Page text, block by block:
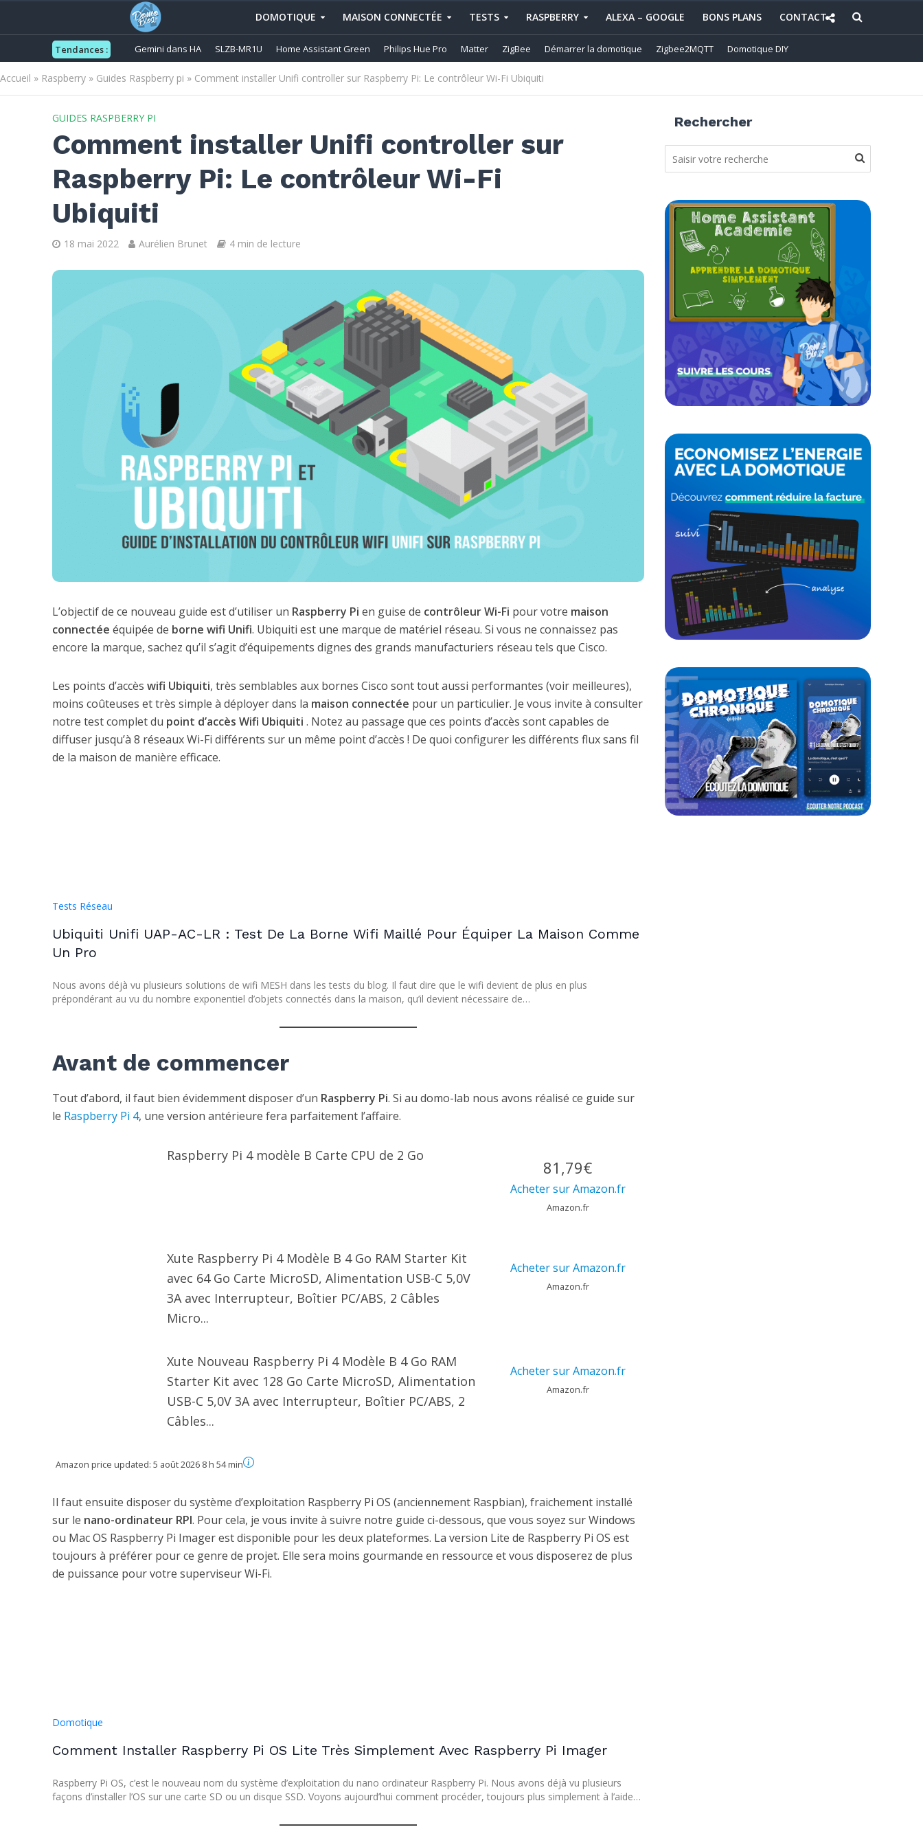
DOMOTIQUE MAISON CONNECTÉE TESTS RASPBERRY ALEXA – GOOGLE BONS PLANS CONTACT
Tendances : Gemini dans HA SLZB-MR1U Home Assistant Green Philips Hue Pro Matter ZigBee Démarrer la domotique Zigbee2MQTT Domotique DIY
Accueil » Raspberry » Guides Raspberry pi » Comment installer Unifi controller sur Raspberry Pi: Le contrôleur Wi-Fi Ubiquiti
GUIDES RASPBERRY PI
Comment installer Unifi controller sur
Raspberry Pi: Le contrôleur Wi-Fi
Ubiquiti
18 mai 2022 Aurélien Brunet 4 min de lecture
L’objectif de ce nouveau guide est d’utiliser un Raspberry Pi en guise de contrôleur Wi-Fi pour votre maison
connectée équipée de borne wifi Unifi. Ubiquiti est une marque de matériel réseau. Si vous ne connaissez pas
encore la marque, sachez qu’il s’agit d’équipements dignes des grands manufacturiers réseau tels que Cisco.
Les points d’accès wifi Ubiquiti, très semblables aux bornes Cisco sont tout aussi performantes (voir meilleures),
moins coûteuses et très simple à déployer dans la maison connectée pour un particulier. Je vous invite à consulter
notre test complet du point d’accès Wifi Ubiquiti . Notez au passage que ces points d’accès sont capables de
diffuser jusqu’à 8 réseaux Wi-Fi différents sur un même point d’accès ! De quoi configurer les différents flux sans fil
de la maison de manière efficace.
Tests Réseau
Ubiquiti Unifi UAP-AC-LR : Test De La Borne Wifi Maillé Pour Équiper La Maison Comme
Un Pro
Nous avons déjà vu plusieurs solutions de wifi MESH dans les tests du blog. Il faut dire que le wifi devient de plus en plus
prépondérant au vu du nombre exponentiel d’objets connectés dans la maison, qu’il devient nécessaire de…
Avant de commencer
Tout d’abord, il faut bien évidemment disposer d’un Raspberry Pi. Si au domo-lab nous avons réalisé ce guide sur
le Raspberry Pi 4, une version antérieure fera parfaitement l’affaire.
Raspberry Pi 4 modèle B Carte CPU de 2 Go
81,79€
Acheter sur Amazon.fr
Amazon.fr
Xute Raspberry Pi 4 Modèle B 4 Go RAM Starter Kit
avec 64 Go Carte MicroSD, Alimentation USB-C 5,0V
3A avec Interrupteur, Boîtier PC/ABS, 2 Câbles
Micro...
Acheter sur Amazon.fr
Amazon.fr
Xute Nouveau Raspberry Pi 4 Modèle B 4 Go RAM
Starter Kit avec 128 Go Carte MicroSD, Alimentation
USB-C 5,0V 3A avec Interrupteur, Boîtier PC/ABS, 2
Câbles...
Acheter sur Amazon.fr
Amazon.fr
Amazon price updated: 5 août 2026 8 h 54 min
Il faut ensuite disposer du système d’exploitation Raspberry Pi OS (anciennement Raspbian), fraichement installé
sur le nano-ordinateur RPI. Pour cela, je vous invite à suivre notre guide ci-dessous, que vous soyez sur Windows
ou Mac OS Raspberry Pi Imager est disponible pour les deux plateformes. La version Lite de Raspberry Pi OS est
toujours à préférer pour ce genre de projet. Elle sera moins gourmande en ressource et vous disposerez de plus
de puissance pour votre superviseur Wi-Fi.
Domotique
Comment Installer Raspberry Pi OS Lite Très Simplement Avec Raspberry Pi Imager
Raspberry Pi OS, c’est le nouveau nom du système d’exploitation du nano ordinateur Raspberry Pi. Nous avons déjà vu plusieurs
façons d’installer l’OS sur une carte SD ou un disque SSD. Voyons aujourd’hui comment procéder, toujours plus simplement à l’aide…
Rechercher